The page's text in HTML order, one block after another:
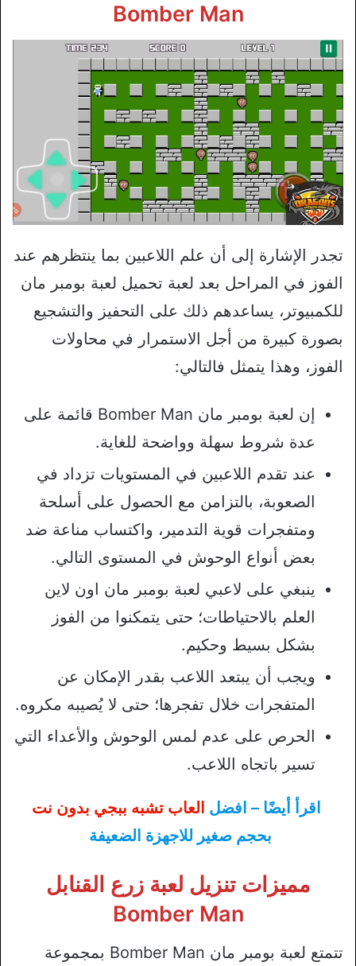
Bomber Man
تجدر الإشارة إلى أن علم اللاعبين بما ينتظرهم عند
الفوز في المراحل بعد لعبة تحميل لعبة بومبر مان
للكمبيوتر، يساعدهم ذلك على التحفيز والتشجيع
بصورة كبيرة من أجل الاستمرار في محاولات
الفوز، وهذا يتمثل فالتالي:
إن لعبة بومبر مان Bomber Man قائمة على
عدة شروط سهلة وواضحة للغاية.
عند تقدم اللاعبين في المستويات تزداد في
الصعوبة، بالتزامن مع الحصول على أسلحة
ومتفجرات قوية التدمير، واكتساب مناعة ضد
بعض أنواع الوحوش في المستوى التالي.
ينبغي على لاعبي لعبة بومبر مان اون لاين
العلم بالاحتياطات؛ حتى يتمكنوا من الفوز
بشكل بسيط وحكيم.
ويجب أن يبتعد اللاعب بقدر الإمكان عن
المتفجرات خلال تفجرها؛ حتى لا يُصيبه مكروه.
الحرص على عدم لمس الوحوش والأعداء التي
تسير باتجاه اللاعب.
اقرأ أيضًا – افضل العاب تشبه ببجي بدون نت
بحجم صغير للاجهزة الضعيفة
مميزات تنزيل لعبة زرع القنابل
Bomber Man
تتمتع لعبة بومبر مان Bomber Man بمجموعة